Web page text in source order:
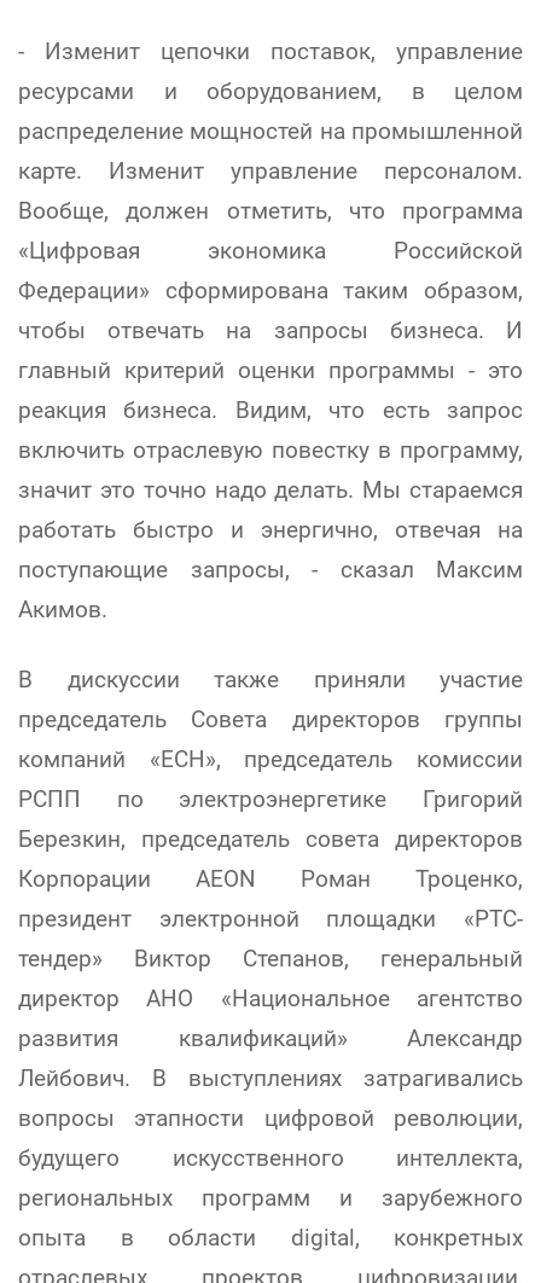
- Изменит цепочки поставок, управление
ресурсами и оборудованием, в целом
распределение мощностей на промышленной
карте. Изменит управление персоналом.
Вообще, должен отметить, что программа
«Цифровая экономика Российской
Федерации» сформирована таким образом,
чтобы отвечать на запросы бизнеса. И
главный критерий оценки программы - это
реакция бизнеса. Видим, что есть запрос
включить отраслевую повестку в программу,
значит это точно надо делать. Мы стараемся
работать быстро и энергично, отвечая на
поступающие запросы, - сказал Максим
Акимов.
В дискуссии также приняли участие
председатель Совета директоров группы
компаний «ЕСН», председатель комиссии
РСПП по электроэнергетике Григорий
Березкин, председатель совета директоров
Корпорации AEON Роман Троценко,
президент электронной площадки «РТС-
тендер» Виктор Степанов, генеральный
директор АНО «Национальное агентство
развития квалификаций» Александр
Лейбович. В выступлениях затрагивались
вопросы этапности цифровой революции,
будущего искусственного интеллекта,
региональных программ и зарубежного
опыта в области digital, конкретных